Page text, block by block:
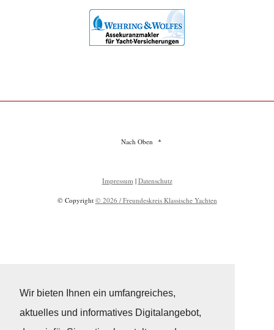
Wir bieten Ihnen ein umfangreiches,
aktuelles und informatives Digitalangebot,
Nach Oben
Impressum | Datenschutz
© Copyright © 2026 / Freundeskreis Klassische Yachten